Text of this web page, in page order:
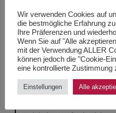
AG Austausch (AGX)
DieAGX kümmert sich um
Deutschland: Wir zeichnen
verteilen deren Incomings
Wir verwenden Cookies auf
die bestmögliche Erfahrung
Ihre Präferenzen und
Wenn Sie auf "Alle
mit der Verwendung ALLER
können jedoch die "Cookie-
eine kontrollierte Zustimmung
Einstellungen Alle